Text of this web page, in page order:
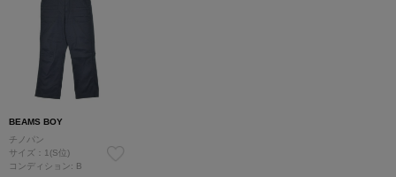
BEAMS BOY
チノパン
サイズ：1(S位)
コンディション: B